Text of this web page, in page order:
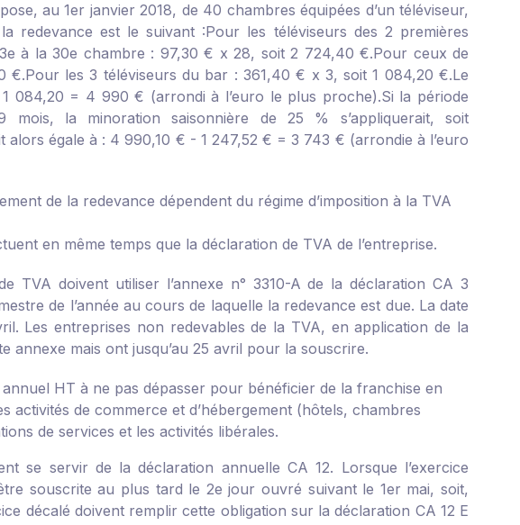
au 1er janvier 2018, de 40 chambres équipées d’un téléviseur,
redevance est le suivant :Pour les téléviseurs des 2 premières
e à la 30e chambre : 97,30 € x 28, soit 2 724,40 €.Pour ceux de
€.Pour les 3 téléviseurs du bar : 361,40 € x 3, soit 1 084,20 €.Le
084,20 = 4 990 € (arrondi à l’euro le plus proche).Si la période
mois, la minoration saisonnière de 25 % s’appliquerait, soit
égale à : 4 990,10 € - 1 247,52 € = 3 743 € (arrondie à l’euro
de la redevance dépendent du régime d’imposition à la TVA
en même temps que la déclaration de TVA de l’entreprise.
TVA doivent utiliser l’annexe n° 3310-A de la déclaration CA 3
de l’année au cours de laquelle la redevance est due. La date
Les entreprises non redevables de la TVA, en application de la
mais ont jusqu’au 25 avril pour la souscrire.
HT à ne pas dépasser pour bénéficier de la franchise en
activités de commerce et d’hébergement (hôtels, chambres
de services et les activités libérales.
se servir de la déclaration annuelle CA 12. Lorsque l’exercice
souscrite au plus tard le 2e jour ouvré suivant le 1er mai, soit,
décalé doivent remplir cette obligation sur la déclaration CA 12 E